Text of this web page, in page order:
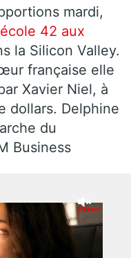
mardi,
42 aux
la Silicon Valley.
française elle
Xavier Niel, à
dollars. Delphine
du
Business